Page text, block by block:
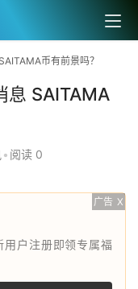
币有前景吗？
息 SAITAMA
• 阅读 0
广告 X
户注册即领专属福